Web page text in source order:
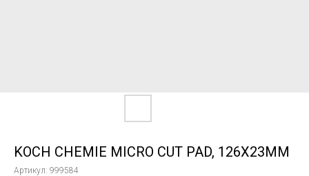
KOCH CHEMIE MICRO CUT PAD, 126Х23ММ
Артикул: 999584